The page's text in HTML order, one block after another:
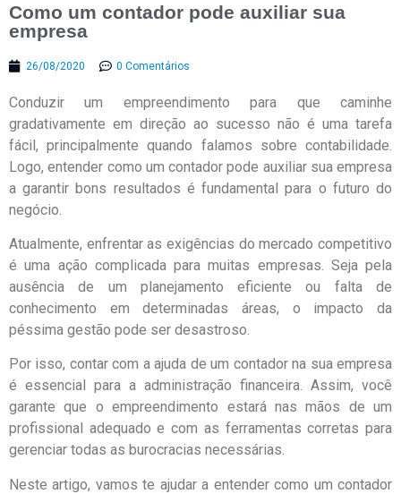
Como um contador pode auxiliar sua
empresa
26/08/2020 0 Comentários
Conduzir um empreendimento para que caminhe
gradativamente em direção ao sucesso não é uma tarefa
fácil, principalmente quando falamos sobre contabilidade.
Logo, entender como um contador pode auxiliar sua empresa
a garantir bons resultados é fundamental para o futuro do
negócio.
Atualmente, enfrentar as exigências do mercado competitivo
é uma ação complicada para muitas empresas. Seja pela
ausência de um planejamento eficiente ou falta de
conhecimento em determinadas áreas, o impacto da
péssima gestão pode ser desastroso.
Por isso, contar com a ajuda de um contador na sua empresa
é essencial para a administração financeira. Assim, você
garante que o empreendimento estará nas mãos de um
profissional adequado e com as ferramentas corretas para
gerenciar todas as burocracias necessárias.
Neste artigo, vamos te ajudar a entender como um contador